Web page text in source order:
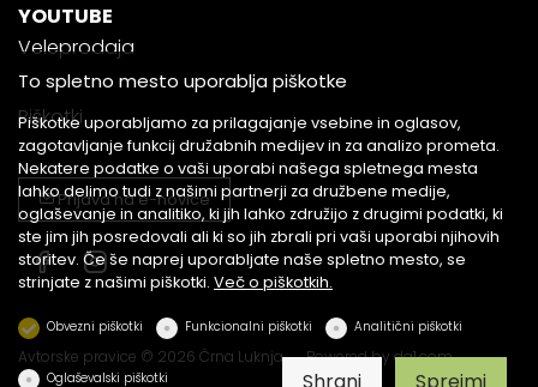
YOUTUBE
Veleprodaja
Piškotki
Prijava na e-novice
Avtorske pravice © 2026 Črna Luknja Powered by dg1.com
To spletno mesto uporablja piškotke
Piškotke uporabljamo za prilagajanje vsebine in oglasov,
zagotavljanje funkcij družabnih medijev in za analizo prometa.
Nekatere podatke o vaši uporabi našega spletnega mesta
lahko delimo tudi z našimi partnerji za družbene medije,
oglaševanje in analitiko, ki jih lahko združijo z drugimi podatki, ki
ste jim jih posredovali ali ki so jih zbrali pri vaši uporabi njihovih
storitev. Če še naprej uporabljate naše spletno mesto, se
strinjate z našimi piškotki. Več o piškotkih.
Obvezni piškotki Funkcionalni piškotki Analitični piškotki
Oglaševalski piškotki